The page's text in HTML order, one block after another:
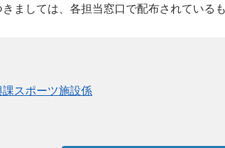
ましては、各担当窓口で配布されている
スポーツ施設係